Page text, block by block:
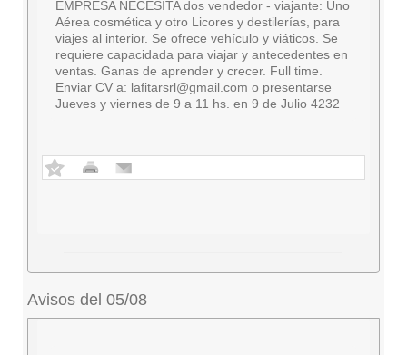
EMPRESA NECESITA dos vendedor - viajante: Uno
Aérea cosmética y otro Licores y destilerías, para
viajes al interior. Se ofrece vehículo y viáticos. Se
requiere capacidada para viajar y antecedentes en
ventas. Ganas de aprender y crecer. Full time.
Enviar CV a: lafitarsrl@gmail.com o presentarse
Jueves y viernes de 9 a 11 hs. en 9 de Julio 4232
Avisos del 05/08